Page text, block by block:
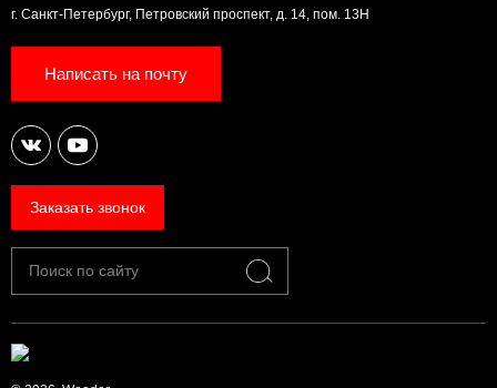
г. Санкт-Петербург, Петровский проспект, д. 14, пом. 13Н
Написать на почту
Заказать звонок